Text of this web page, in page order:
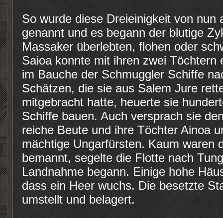
So wurde diese Dreieinigkeit von nun
genannt und es begann der blutige
Massaker überlebten, flohen oder
Saioa konnte mit ihren zwei Töchtern
im Bauche der Schmuggler Schiffe
Schätzen, die sie aus Salem Jure
mitgebracht hatte, heuerte sie
Schiffe bauen. Auch versprach sie
reiche Beute und ihre Töchter Ainoa
mächtige Ungarfürsten. Kaum waren
bemannt, segelte die Flotte nach
Landnahme begann. Einige hohe
dass ein Heer wuchs. Die besetzte
umstellt und belagert.